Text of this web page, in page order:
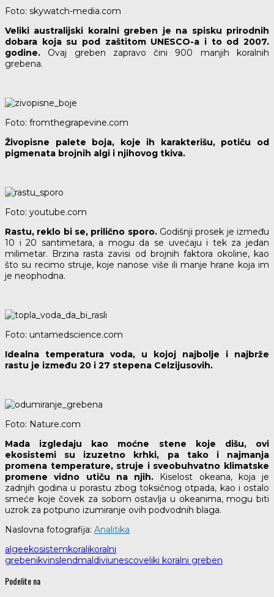
Foto: skywatch-media.com
Veliki australijski koralni greben je na spisku prirodnih
dobara koja su pod zaštitom UNESCO-a i to od 2007.
godine. Ovaj greben zapravo čini 900 manjih koralnih
grebena.
Foto: fromthegrapevine.com
Živopisne palete boja, koje ih karakterišu, potiču od
pigmenata brojnih algi i njihovog tkiva.
Foto: youtube.com
Rastu, reklo bi se, prilično sporo. Godišnji prosek je između
10 i 20 santimetara, a mogu da se uvećaju i tek za jedan
milimetar. Brzina rasta zavisi od brojnih faktora okoline, kao
što su recimo struje, koje nanose više ili manje hrane koja im
je neophodna.
Foto: untamedscience.com
Idealna temperatura voda, u kojoj najbolje i najbrže
rastu je između 20 i 27 stepena Celzijusovih.
Foto: Nature.com
Mada izgledaju kao moćne stene koje dišu, ovi
ekosistemi su izuzetno krhki, pa tako i najmanja
promena temperature, struje i sveobuhvatno klimatske
promene vidno utiču na njih.
Kiselost okeana, koja je
zadnjih godina u porastu zbog toksičnog otpada, kao i ostalo
smeće koje čovek za sobom ostavlja u okeanima, mogu biti
uzrok za potpuno izumiranje ovih podvodnih blaga.
Naslovna fotografija: Analitika
algeekosistemkoralikoralni
grebenikvinslendmaldiviunescoveliki koralni greben
Podelite na